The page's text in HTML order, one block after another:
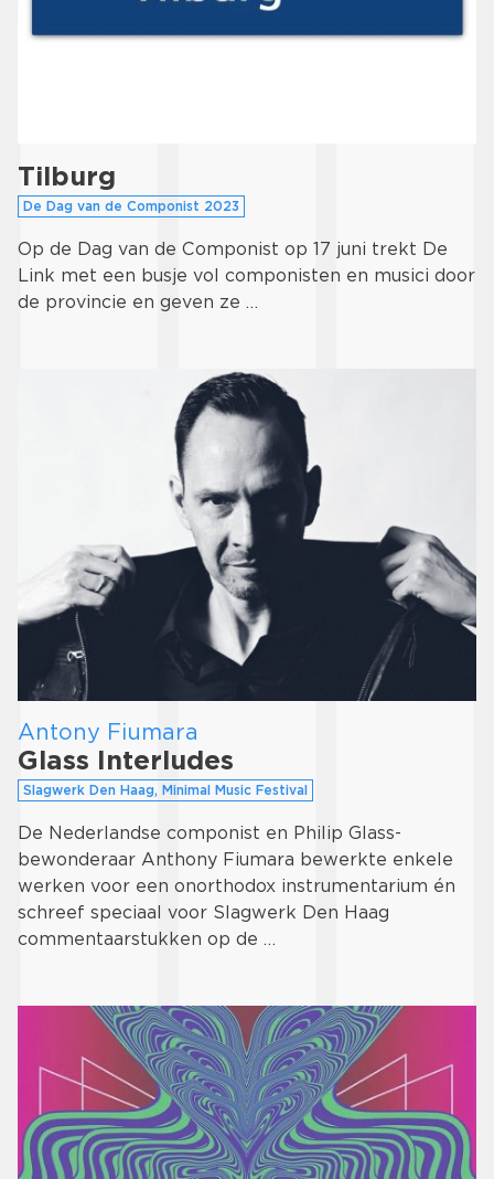
Tilburg
De Dag van de Componist 2023
Op de Dag van de Componist op 17 juni trekt De
Link met een busje vol componisten en musici door
de provincie en geven ze …
Antony Fiumara
Glass Interludes
Slagwerk Den Haag, Minimal Music Festival
De Nederlandse componist en Philip Glass-
bewonderaar Anthony Fiumara bewerkte enkele
werken voor een onorthodox instrumentarium én
schreef speciaal voor Slagwerk Den Haag
commentaarstukken op de …